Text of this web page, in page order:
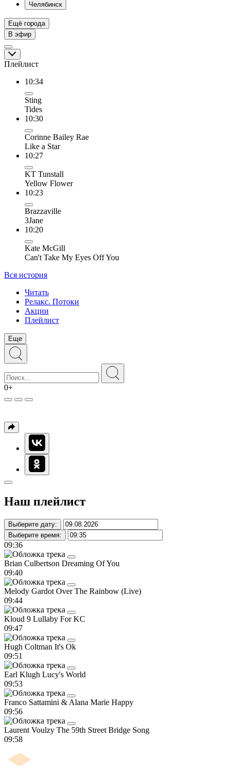
Челябинск
Ещё города
В эфир
Плейлист
10:34
Sting
Tides
10:30
Corinne Bailey Rae
Like a Star
10:27
KT Tunstall
Yellow Flower
10:23
Brazzaville
3Jane
10:20
Kate McGill
Can't Take My Eyes Off You
Вся история
Читать
Релакс. Потоки
Акции
Плейлист
Еще
0+
Наш плейлист
Выберите дату:
Выберите время:
09:36
Brian Culbertson Dreaming Of You
09:40
Melody Gardot Over The Rainbow (Live)
09:44
Kloud 9 Lullaby For KC
09:47
Hugh Coltman It's Ok
09:51
Earl Klugh Lucy's World
09:53
Franco Sattamini & Alana Marie Happy
09:56
Laurent Voulzy The 59th Street Bridge Song
09:58